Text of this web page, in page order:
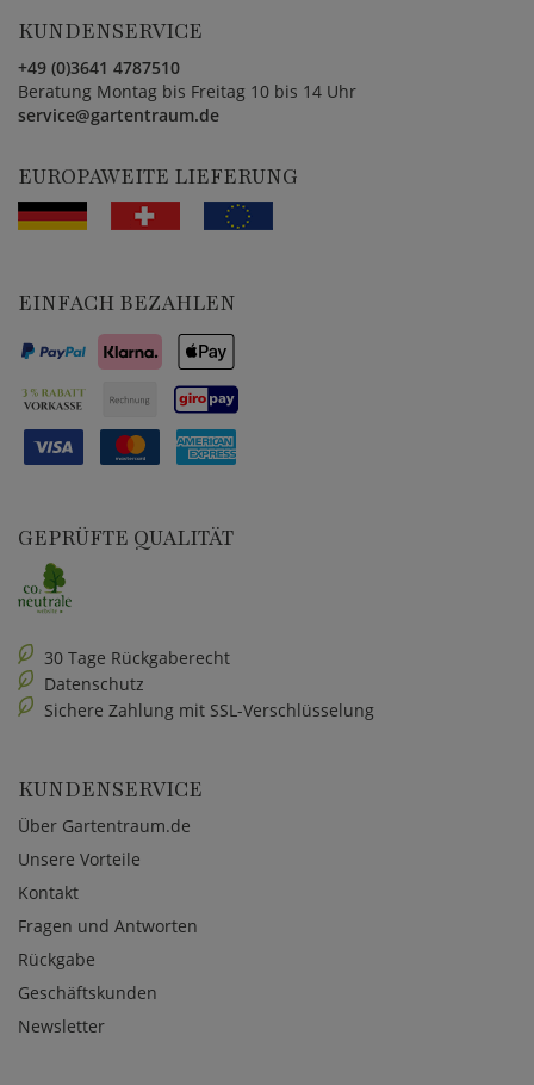
KUNDENSERVICE
+49 (0)3641 4787510
Beratung Montag bis Freitag 10 bis 14 Uhr
service@gartentraum.de
EUROPAWEITE LIEFERUNG
EINFACH BEZAHLEN
GEPRÜFTE QUALITÄT
30 Tage Rückgaberecht
Datenschutz
Sichere Zahlung mit SSL-Verschlüsselung
KUNDENSERVICE
Über Gartentraum.de
Unsere Vorteile
Kontakt
Fragen und Antworten
Rückgabe
Geschäftskunden
Newsletter